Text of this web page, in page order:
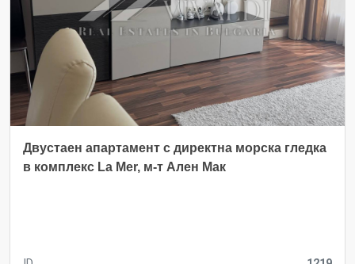
Двустаен апартамент с директна морска гледка
в комплекс La Mer, м-т Ален Мак